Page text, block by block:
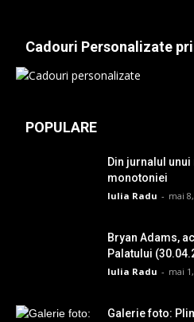
Cadouri Personalizate
POPULARE
Din jurnalul
monotoniei
Iulia Radu - mai
Bryan Adams,
Palatului
Iulia Radu - mai
Galerie foto: